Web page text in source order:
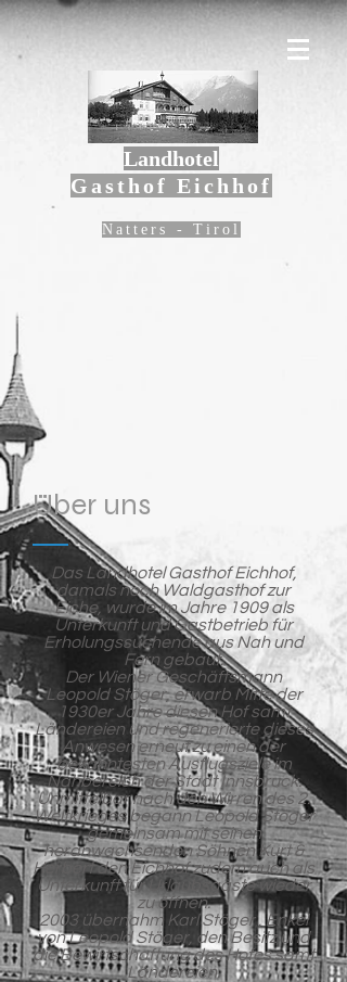
Landhotel
Gasthof Eichhof
Natters - Tirol
Über uns
Das Landhotel Gasthof Eichhof,
damals noch Waldgasthof zur
Eiche, wurde im Jahre 1909 als
Unterkunft und Gastbetrieb für
Erholungssuchende aus Nah und
Fern gebaut.
Der Wiener Geschäftsmann
Leopold Stöger, erwarb Mitte der
1930er Jahre diesen Hof samt
Ländereien und regenerierte dieses
Anwesen erneut zu einen der
bekanntesten Ausflugsziele im
Nahbereich der Stadt Innsbruck.
Unmittelbar nach den Wirren des 2.
Weltkrieges begann Leopold Stöger
gemeinsam mit seinen
heranwachsenden Söhnen Kurt &
Herbert den Eichhof zudem auch als
Unterkunft für Urlaubsgäste wieder
zu öffnen.
2003 übernahm Karl Stöger , Enkel
von Leopold Stöger, den Besitz und
die Bewirtschaftung des Hofes samt
Ländereien.